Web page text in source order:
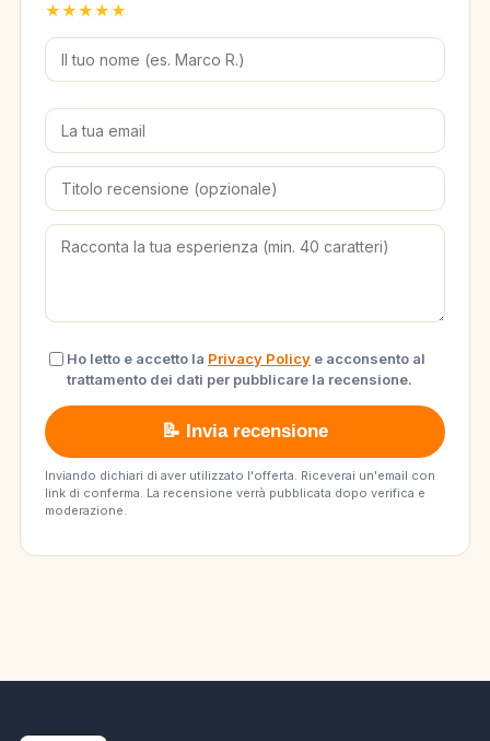
★
★
★
★
★
Ho letto e accetto la Privacy Policy e acconsento al
trattamento dei dati per pubblicare la recensione.
📝 Invia recensione
Inviando dichiari di aver utilizzato l'offerta. Riceverai un'email con
link di conferma. La recensione verrà pubblicata dopo verifica e
moderazione.